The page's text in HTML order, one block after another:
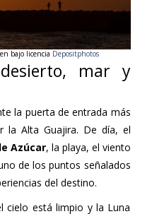
bajo licencia Depositphotos
mar y
la puerta de entrada más
la Alta Guajira. De día, el
Azúcar, la playa, el viento
de los puntos señalados
del destino.
cielo está limpio y la Luna